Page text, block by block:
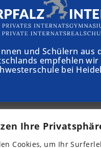
Ihre
Cookies, um Ihr
und Schülern aus
empfehlen wir
bei
© 2026 - Schloss